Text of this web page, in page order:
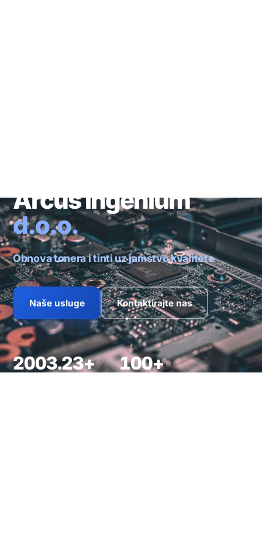
Arcus Ingenium
d.o.o.
Mrežna rješenja i IT podrška
Naše usluge Kontaktirajte nas
2003.23+ 100+